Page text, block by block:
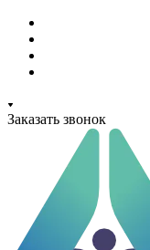
Заказать звонок